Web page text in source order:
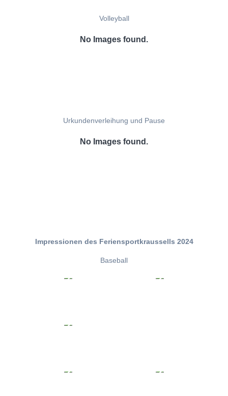
Volleyball
No Images found.
Urkundenverleihung und Pause
No Images found.
Impressionen des Feriensportkraussells 2024
Baseball